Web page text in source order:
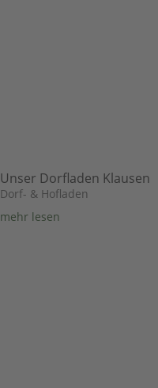
Unser Dorfladen Klausen
Dorf- & Hofladen
mehr lesen